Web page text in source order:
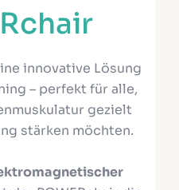
innovative Lösung
– perfekt für alle,
gezielt
stärken möchten.